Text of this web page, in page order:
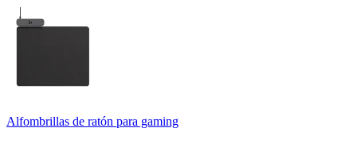
Alfombrillas de ratón para gaming